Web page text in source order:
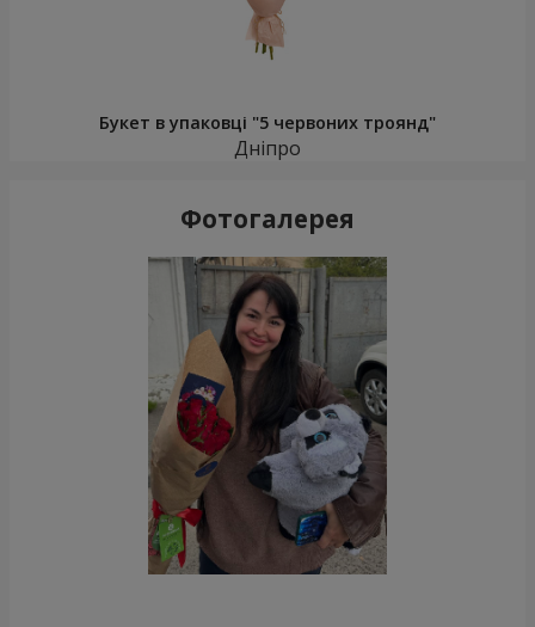
Букет в упаковці "5 червоних троянд"
Дніпро
Фотогалерея